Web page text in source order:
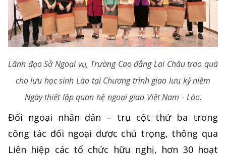
Lãnh đạo Sở Ngoại vụ, Trường Cao đẳng Lai Châu trao quà
cho lưu học sinh Lào tại Chương trình giao lưu kỷ niệm
Ngày thiết lập quan hệ ngoại giao Việt Nam - Lào.
Đối ngoại nhân dân – trụ cột thứ ba trong
công tác đối ngoại được chú trọng, thông qua
Liên hiệp các tổ chức hữu nghị, hơn 30 hoạt